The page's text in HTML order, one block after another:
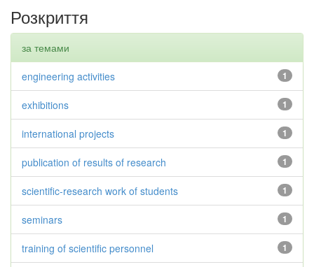
Розкриття
за темами
1
engineering activities
1
exhibitions
1
international projects
1
publication of results of research
1
scientific-research work of students
1
seminars
1
training of scientific personnel